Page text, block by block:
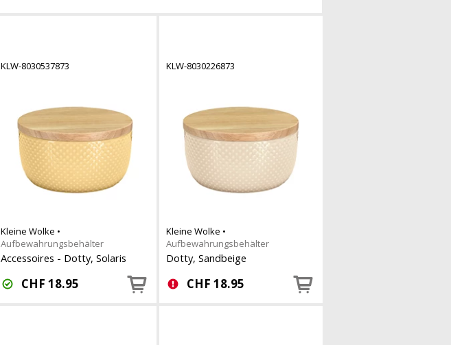
KLW-8030537873
Kleine Wolke •
Aufbewahrungsbehälter
Accessoires - Dotty, Solaris
CHF 18.95
KLW-8030226873
Kleine Wolke •
Aufbewahrungsbehälter
Dotty, Sandbeige
CHF 18.95